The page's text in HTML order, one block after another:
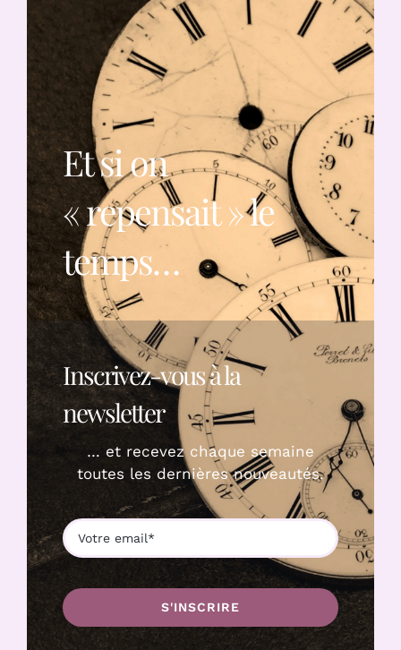
Et si on
« repensait » le
temps…
Inscrivez-vous à la
newsletter
… et recevez chaque semaine
toutes les dernières nouveautés.
S'INSCRIRE